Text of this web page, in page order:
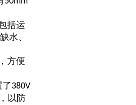
括运
水、
方便
380V
以防